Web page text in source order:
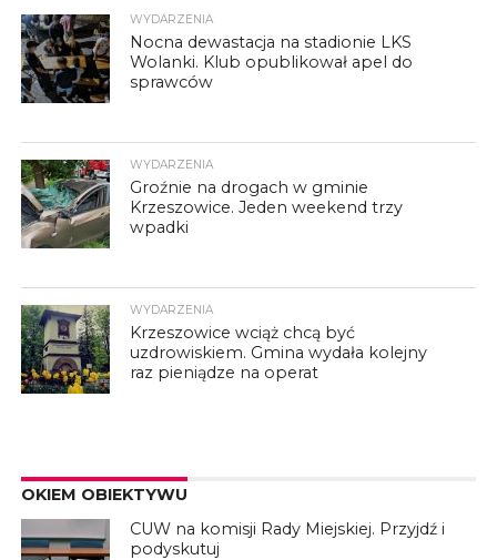
WYDARZENIA
Nocna dewastacja na stadionie LKS
Wolanki. Klub opublikował apel do
sprawców
WYDARZENIA
Groźnie na drogach w gminie
Krzeszowice. Jeden weekend trzy
wpadki
WYDARZENIA
Krzeszowice wciąż chcą być
uzdrowiskiem. Gmina wydała kolejny
raz pieniądze na operat
OKIEM OBIEKTYWU
CUW na komisji Rady Miejskiej. Przyjdź i
podyskutuj